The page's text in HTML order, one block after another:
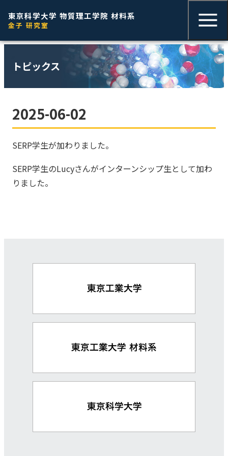
東京科学大学 物質理工学院 材料系
金子 研究室
トピックス
2025-06-02
SERP学生が加わりました。
SERP学生のLucyさんがインターンシップ生として加わ
りました。